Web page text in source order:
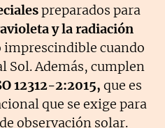
preparados para
y la radiación
imprescindible cuando
Sol. Además, cumplen
12312-2:2015, que es
que se exige para
observación solar.